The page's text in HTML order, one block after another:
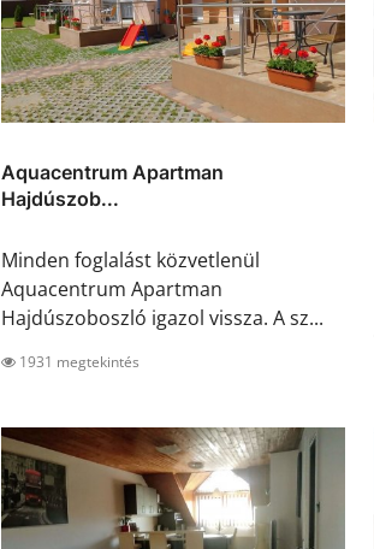
Aquacentrum Apartman
Hajdúszob...
Minden foglalást közvetlenül
Aquacentrum Apartman
Hajdúszoboszló igazol vissza. A sz...
1931 megtekintés